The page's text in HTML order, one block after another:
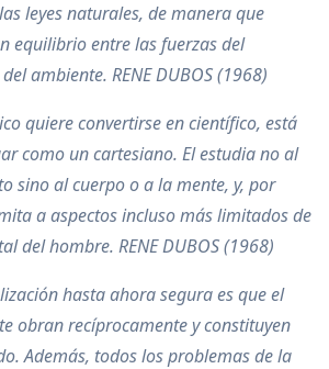
leyes naturales, de manera que
equilibrio entre las fuerzas del
ambiente. RENE DUBOS (1968)
quiere convertirse en científico, está
como un cartesiano. El estudia no al
sino al cuerpo o a la mente, y, por
a aspectos incluso más limitados de
del hombre. RENE DUBOS (1968)
hasta ahora segura es que el
obran recíprocamente y constituyen
Además, todos los problemas de la